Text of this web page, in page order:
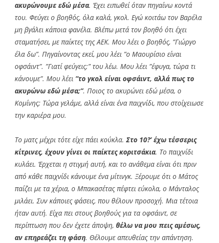
ακυρώνουμε εδώ μέσα. Έχει ειπωθεί όταν πηγαίνω κοντά
του. Φεύγει ο βοηθός, όλα καλά, γκολ. Εγώ κοιτάω τον Βαρέλα
μη βγάλει κάποια φανέλα. Βλέπω μετά τον βοηθό ότι έχει
σταματήσει, με παίκτες της ΑΕΚ. Μου λέει ο βοηθός, ”Γιώργο
έλα δω”. Πηγαίνοντας εκεί, μου λέει ”ο Μαουρίσιο είναι
οφσάιντ”. ”Γιατί φεύγεις;” του λέω. Μου λέει ”έφυγα, τώρα τι
κάνουμε”. Μου λέει ”το γκολ είναι οφσάιντ, αλλά πως το
ακυρώνω εδώ μέσα;”. Ποιος το ακυρώνει εδώ μέσα, ο
Κομίνης; Τώρα γελάμε, αλλά είναι ένα παιχνίδι, που στοίχειωσε
την καριέρα μου.
Το ματς μέχρι τότε είχε πάει κούκλα.Στο 10?’ έχω τέσσερις
κίτρινες, έχουν γίνει οι παίκτες κοριτσάκια. Το παιχνίδι
κυλάει. Έρχεται η στιγμή αυτή, και το ανάθεμα είναι ότι πριν
από κάθε παιχνίδι κάνουμε ένα μίτινγκ. Ξέρουμε ότι ο Μάτος
παίζει με τα χέρια, ο Μπακασέτας πέφτει εύκολα, ο Μάνταλος
μιλάει. Συν κάποιες φάσεις, που θέλουν προσοχή. Μια τέτοια
ήταν αυτή. Είχα πει στους βοηθούς για τα οφσάιντ, σε
περίπτωση που δεν έχετε άποψη, θέλω να μου πεις αμέσως,
αν επηρεάζει τη φάση. Θέλουμε απευθείας την απάντηση.